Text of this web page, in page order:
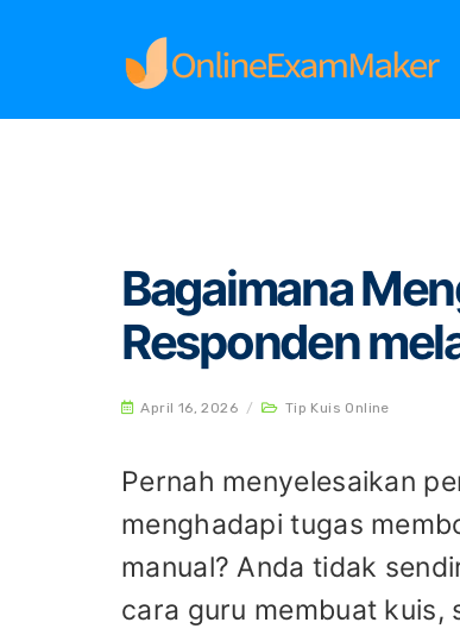
Home
Bagaimana
Responden
April 16, 2026 / Tip Kuis Online
Pernah menyelesaikan
menghadapi tugas
manual? Anda tidak
cara guru membuat kuis,